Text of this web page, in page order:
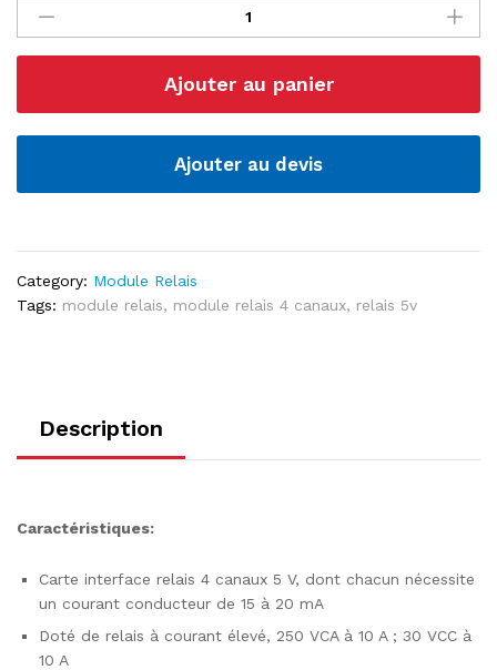
Relais
4
canaux
quantité
Ajouter au panier
Ajouter au devis
Category: Module Relais
Tags: module relais, module relais 4 canaux, relais 5v
Description
Caractéristiques:
Carte interface relais 4 canaux 5 V, dont chacun nécessite
un courant conducteur de 15 à 20 mA
Doté de relais à courant élevé, 250 VCA à 10 A ; 30 VCC à
10 A